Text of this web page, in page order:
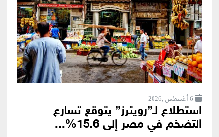
6 أغسطس ,2026
استطلاع لـ”رويترز” يتوقع تسارع
التضخم في مصر إلى 15.6%...